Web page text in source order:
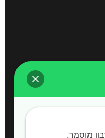
מוסמך.